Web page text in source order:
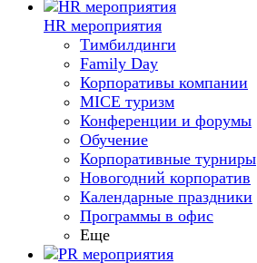
HR мероприятия
Тимбилдинги
Family Day
Корпоративы компании
MICE туризм
Конференции и форумы
Обучение
Корпоративные турниры
Новогодний корпоратив
Календарные праздники
Программы в офис
Еще